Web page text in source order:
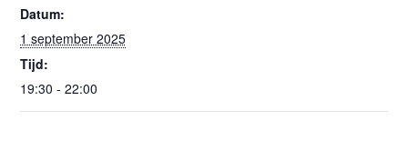
Datum:
1 september 2025
Tijd:
19:30 - 22:00